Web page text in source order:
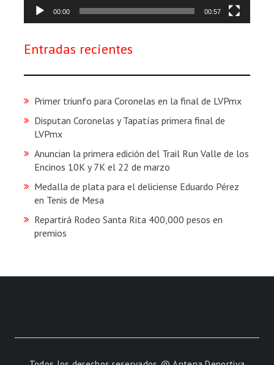
00:00 00:57
Entradas recientes
Primer triunfo para Coronelas en la final de LVPmx
Disputan Coronelas y Tapatías primera final de
LVPmx
Anuncian la primera edición del Trail Run Valle de los
Encinos 10K y 7K el 22 de marzo
Medalla de plata para el deliciense Eduardo Pérez
en Tenis de Mesa
Repartirá Rodeo Santa Rita 400,000 pesos en
premios